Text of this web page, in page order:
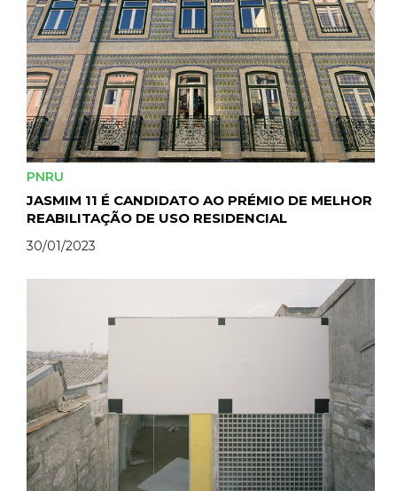
PNRU
JASMIM 11 É CANDIDATO AO PRÉMIO DE MELHOR
REABILITAÇÃO DE USO RESIDENCIAL
30/01/2023